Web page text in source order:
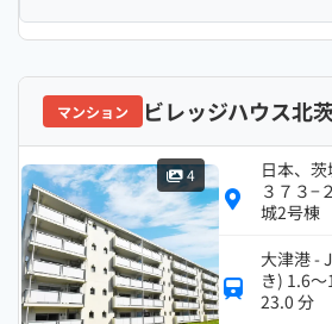
マンション ビレッジハウス北
4
日本、
３７３−
城2号棟
大津港 -
き) 1.6
23.0 分